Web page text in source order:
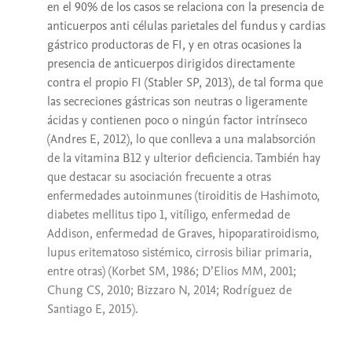
en el 90% de los casos se relaciona con la presencia de
anticuerpos anti células parietales del fundus y cardias
gástrico productoras de FI, y en otras ocasiones la
presencia de anticuerpos dirigidos directamente
contra el propio FI (Stabler SP, 2013), de tal forma que
las secreciones gástricas son neutras o ligeramente
ácidas y contienen poco o ningún factor intrínseco
(Andres E, 2012), lo que conlleva a una malabsorción
de la vitamina B12 y ulterior deficiencia. También hay
que destacar su asociación frecuente a otras
enfermedades autoinmunes (tiroiditis de Hashimoto,
diabetes mellitus tipo 1, vitíligo, enfermedad de
Addison, enfermedad de Graves, hipoparatiroidismo,
lupus eritematoso sistémico, cirrosis biliar primaria,
entre otras) (Korbet SM, 1986; D’Elios MM, 2001;
Chung CS, 2010; Bizzaro N, 2014; Rodríguez de
Santiago E, 2015).